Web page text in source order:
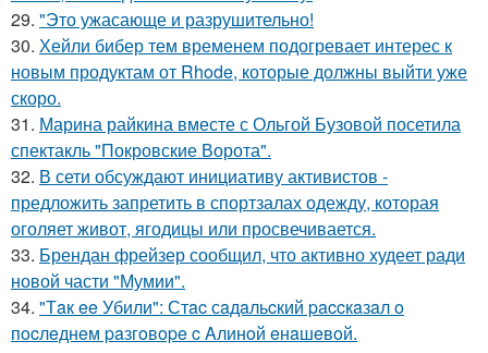
29. "Это ужасающе и разрушительно!
30. Хейли бибер тем временем подогревает интерес к
новым продуктам от Rhode, которые должны выйти уже
скоро.
31. Марина райкина вместе с Ольгой Бузовой посетила
спектакль "Покровские Ворота".
32. В сети обсуждают инициативу активистов -
предложить запретить в спортзалах одежду, которая
оголяет живот, ягодицы или просвечивается.
33. Брендан фрейзер сообщил, что активно худеет ради
новой части "Мумии".
34. "Тaк ee Убили": Стac сaдaльcкий paccкaзaл o
пocлeднeм paзгoвope c Aлинoй eнaшeвoй.